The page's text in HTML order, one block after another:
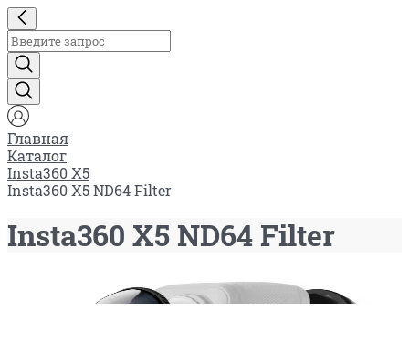
Главная
Каталог
Insta360 X5
Insta360 X5 ND64 Filter
Insta360 X5 ND64 Filter